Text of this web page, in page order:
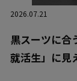
2026.07.21
黒スーツに合
就活生」に見